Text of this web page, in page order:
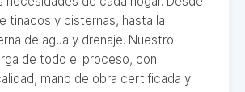
tinacos y cisternas, hasta la
de agua y drenaje. Nuestro
de todo el proceso, con
mano de obra certificada y